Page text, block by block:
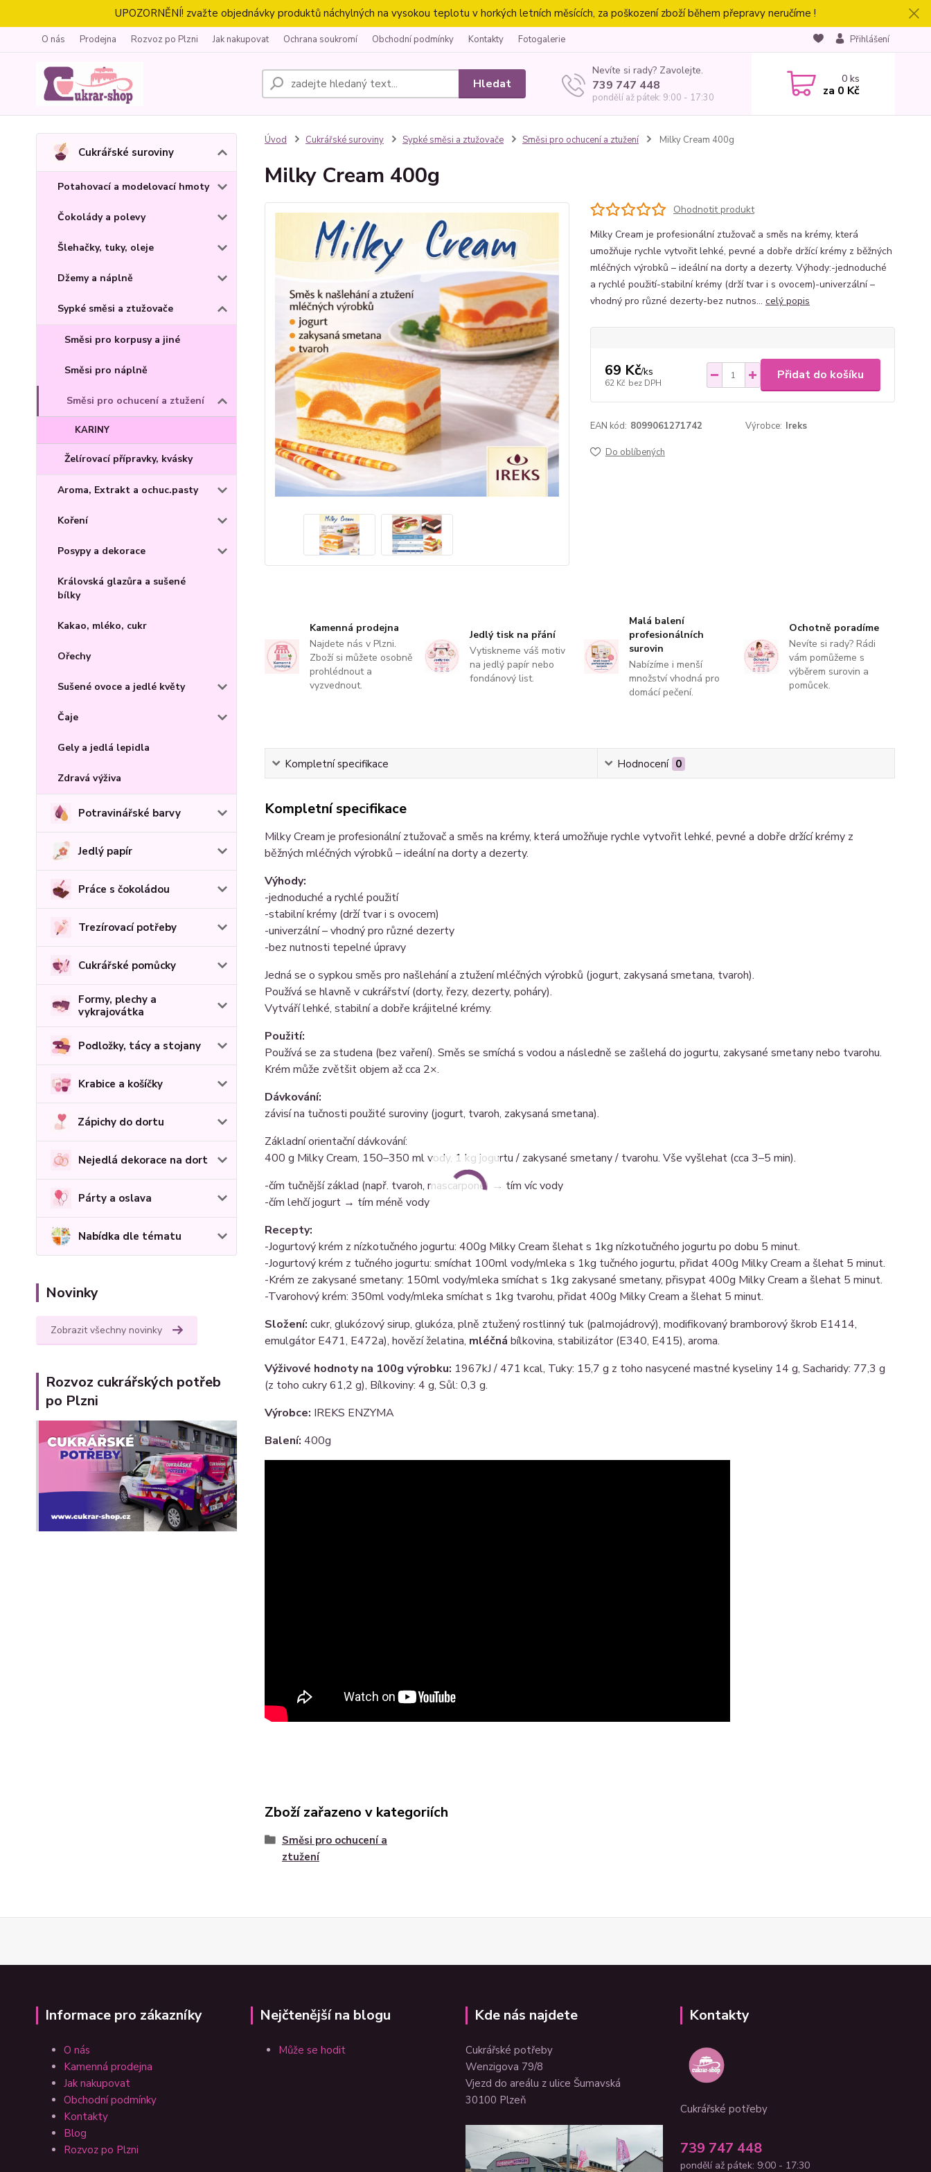
UPOZORNĚNÍ! zvažte objednávky produktů náchylných na vysokou teplotu v horkých letních měsících, za poškození zboží během přepravy neručíme !
O nás Prodejna Rozvoz po Plzni Jak nakupovat Ochrana soukromí Obchodní podmínky Kontakty Fotogalerie Přihlášení
Hledat
Nevíte si rady? Zavolejte.
739 747 448
pondělí až pátek: 9:00 - 17:30
0ks
za 0 Kč
Cukrářské suroviny
Potahovací a modelovací hmoty
Čokolády a polevy
Šlehačky, tuky, oleje
Džemy a náplně
Sypké směsi a ztužovače
Směsi pro korpusy a jiné
Směsi pro náplně
Směsi pro ochucení a ztužení
KARINY
Želírovací přípravky, kvásky
Aroma, Extrakt a ochuc.pasty
Koření
Posypy a dekorace
Královská glazůra a sušené
bílky
Kakao, mléko, cukr
Ořechy
Sušené ovoce a jedlé květy
Čaje
Gely a jedlá lepidla
Zdravá výživa
Potravinářské barvy
Jedlý papír
Práce s čokoládou
Trezírovací potřeby
Cukrářské pomůcky
Formy, plechy a
vykrajovátka
Podložky, tácy a stojany
Krabice a košíčky
Zápichy do dortu
Nejedlá dekorace na dort
Párty a oslava
Nabídka dle tématu
Novinky
Zobrazit všechny novinky
Rozvoz cukrářských potřeb
po Plzni
Úvod Cukrářské suroviny Sypké směsi a ztužovače Směsi pro ochucení a ztužení Milky Cream 400g
Milky Cream 400g
Ohodnotit produkt
Milky Cream je profesionální ztužovač a směs na krémy, která
umožňuje rychle vytvořit lehké, pevné a dobře držící krémy z běžných
mléčných výrobků – ideální na dorty a dezerty. Výhody:-jednoduché
a rychlé použití-stabilní krémy (drží tvar i s ovocem)-univerzální –
vhodný pro různé dezerty-bez nutnos... celý popis
69 Kč/ks
62 Kč bez DPH
Přidat do košíku
EAN kód: 8099061271742 Výrobce: Ireks
Do oblíbených
Kamenná prodejna
Najdete nás v Plzni.
Zboží si můžete osobně
prohlédnout a
vyzvednout.
Jedlý tisk na přání
Vytiskneme váš motiv
na jedlý papír nebo
fondánový list.
Malá balení
profesionálních
surovin
Nabízíme i menší
množství vhodná pro
domácí pečení.
Ochotně poradíme
Nevíte si rady? Rádi
vám pomůžeme s
výběrem surovin a
pomůcek.
Kompletní specifikace Hodnocení 0
Kompletní specifikace
Milky Cream je profesionální ztužovač a směs na krémy, která umožňuje rychle vytvořit lehké, pevné a dobře držící krémy z
běžných mléčných výrobků – ideální na dorty a dezerty.
Výhody:
-jednoduché a rychlé použití
-stabilní krémy (drží tvar i s ovocem)
-univerzální – vhodný pro různé dezerty
-bez nutnosti tepelné úpravy
Jedná se o sypkou směs pro našlehání a ztužení mléčných výrobků (jogurt, zakysaná smetana, tvaroh).
Používá se hlavně v cukrářství (dorty, řezy, dezerty, poháry).
Vytváří lehké, stabilní a dobře krájitelné krémy.
Použití:
Používá se za studena (bez vaření). Směs se smíchá s vodou a následně se zašlehá do jogurtu, zakysané smetany nebo tvarohu.
Krém může zvětšit objem až cca 2×.
Dávkování:
závisí na tučnosti použité suroviny (jogurt, tvaroh, zakysaná smetana).
Základní orientační dávkování:
400 g Milky Cream, 150–350 ml vody, 1 kg jogurtu / zakysané smetany / tvarohu. Vše vyšlehat (cca 3–5 min).
-čím tučnější základ (např. tvaroh, mascarpone) → tím víc vody
-čím lehčí jogurt → tím méně vody
Recepty:
-Jogurtový krém z nízkotučného jogurtu: 400g Milky Cream šlehat s 1kg nízkotučného jogurtu po dobu 5 minut.
-Jogurtový krém z tučného jogurtu: smíchat 100ml vody/mleka s 1kg tučného jogurtu, přidat 400g Milky Cream a šlehat 5 minut.
-Krém ze zakysané smetany: 150ml vody/mleka smíchat s 1kg zakysané smetany, přisypat 400g Milky Cream a šlehat 5 minut.
-Tvarohový krém: 350ml vody/mleka smíchat s 1kg tvarohu, přidat 400g Milky Cream a šlehat 5 minut.
Složení: cukr, glukózový sirup, glukóza, plně ztužený rostlinný tuk (palmojádrový), modifikovaný bramborový škrob E1414,
emulgátor E471, E472a), hovězí želatina, mléčná bílkovina, stabilizátor (E340, E415), aroma.
Výživové hodnoty na 100g výrobku: 1967kJ / 471 kcal, Tuky: 15,7 g z toho nasycené mastné kyseliny 14 g, Sacharidy: 77,3 g
(z toho cukry 61,2 g), Bílkoviny: 4 g, Sůl: 0,3 g.
Výrobce: IREKS ENZYMA
Balení: 400g
Zboží zařazeno v kategoriích
Směsi pro ochucení a
ztužení
Informace pro zákazníky
O nás
Kamenná prodejna
Jak nakupovat
Obchodní podmínky
Kontakty
Blog
Rozvoz po Plzni
Nejčtenější na blogu
Může se hodit
Kde nás najdete
Cukrářské potřeby
Wenzigova 79/8
Vjezd do areálu z ulice Šumavská
30100 Plzeň
Kontakty
Cukrářské potřeby
739 747 448
pondělí až pátek: 9:00 - 17:30